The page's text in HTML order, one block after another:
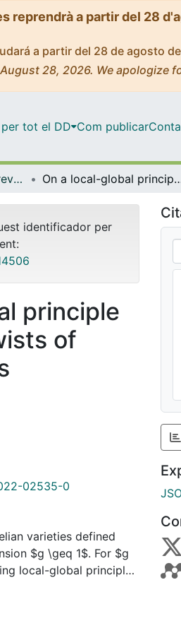
reprendrà a partir del 28
a partir del 28 de agosto
28, 2026. We apologize
tot el DD Com publicar
Articles publicats en revistes (Matemàtiques i Informàtica) On a local-global principle for
identificador per
principle
of
02535-0
varieties defined
$g \geq 1$. For $g
local-global principle
twists of each
$A^{\prime}$, the